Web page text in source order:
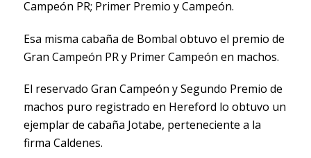
Campeón PR; Primer Premio y Campeón.
Esa misma cabaña de Bombal obtuvo el premio de
Gran Campeón PR y Primer Campeón en machos.
El reservado Gran Campeón y Segundo Premio de
machos puro registrado en Hereford lo obtuvo un
ejemplar de cabaña Jotabe, perteneciente a la
firma Caldenes.